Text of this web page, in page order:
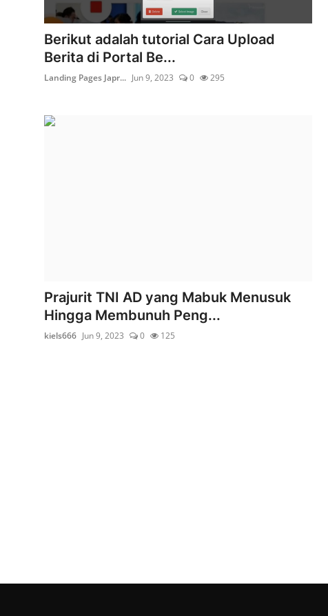
Berikut adalah tutorial Cara Upload
Berita di Portal Be...
Landing Pages Japr... Jun 9, 2023 0 295
Prajurit TNI AD yang Mabuk Menusuk
Hingga Membunuh Peng...
kiels666 Jun 9, 2023 0 125